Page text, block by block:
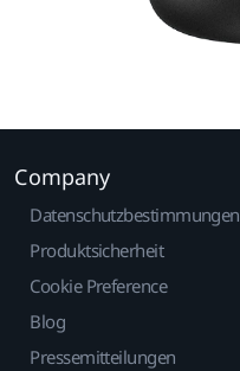
Company
Datenschutzbestimmungen
Produktsicherheit
Cookie Preference
Blog
Pressemitteilungen